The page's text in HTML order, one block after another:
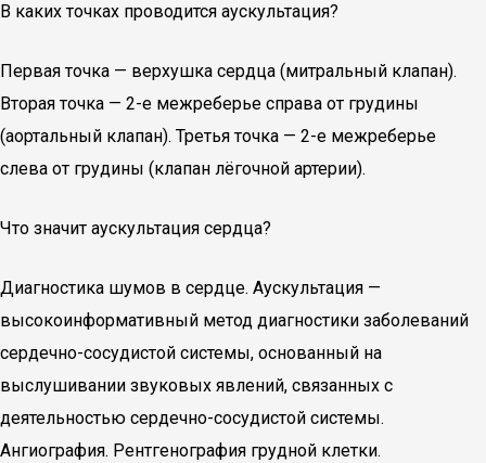
В каких точках проводится аускультация?
Первая точка — верхушка сердца (митральный клапан).
Вторая точка — 2-е межреберье справа от грудины
(аортальный клапан). Третья точка — 2-е межреберье
слева от грудины (клапан лёгочной артерии).
Что значит аускультация сердца?
Диагностика шумов в сердце. Аускультация —
высокоинформативный метод диагностики заболеваний
сердечно-сосудистой системы, основанный на
выслушивании звуковых явлений, связанных с
деятельностью сердечно-сосудистой системы.
Ангиография. Рентгенография грудной клетки.